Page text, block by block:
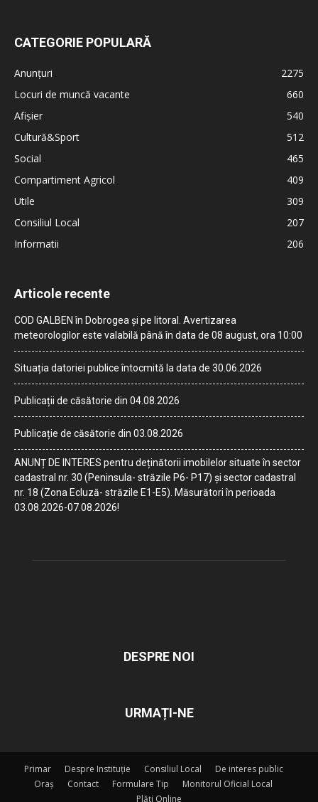
CATEGORIE POPULARĂ
Anunțuri
2275
Locuri de muncă vacante
660
Afișier
540
Cultură&Sport
512
Social
465
Compartiment Agricol
409
Utile
309
Consiliul Local
207
Informatii
206
Articole recente
COD GALBEN în Dobrogea și pe litoral. Avertizarea
meteorologilor este valabilă până în data de 08 august, ora 10:00
Situația datoriei publice întocmită la data de 30.06.2026
Publicații de căsătorie din 04.08.2026
Publicație de căsătorie din 03.08.2026
ANUNȚ DE INTERES pentru deținătorii imobilelor situate în sector
cadastral nr. 30 (Peninsula- străzile P6- P17) și sector cadastral
nr. 18 (Zona Ecluză- străzile E1-E5). Măsurători în perioada
03.08.2026-07.08.2026!
DESPRE NOI
URMAȚI-NE
Primar Despre Instituție Consiliul Local
De interes public
Oraș
Contact Formulare Tip
Monitorul Oficial Local
Plăți Online